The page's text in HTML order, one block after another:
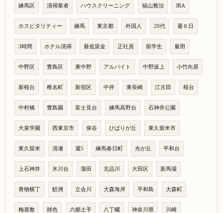
練馬区 清掃業者 ハウスクリーニング 福山雅治 JRA
ホスピタリティー 練馬 東京都 外国人 20代 週６日
3時間 ホテル清掃 最低賃金 正社員 留学生 雇用
中野区 豊島区 東中野 アルバイト 中野坂上 小竹向原
新桜台 椎名町 新宿区 中井 東長崎 江古田 桜台
中村橋 豊島園 富士見台 練馬高野台 石神井公園
大泉学園 西東京市 保谷 ひばりが丘 東久留米市
東久留米 清瀬 週5 練馬春日町 光が丘 平和台
上石神井 氷川台 蒲田 北品川 大田区 新馬場
青物横丁 鮫洲 立会川 大森海岸 平和島 大森町
梅屋敷 雑色 六郷土手 八丁畷 神奈川県 川崎